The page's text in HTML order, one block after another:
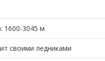
1600-3045 м
своими ледниками